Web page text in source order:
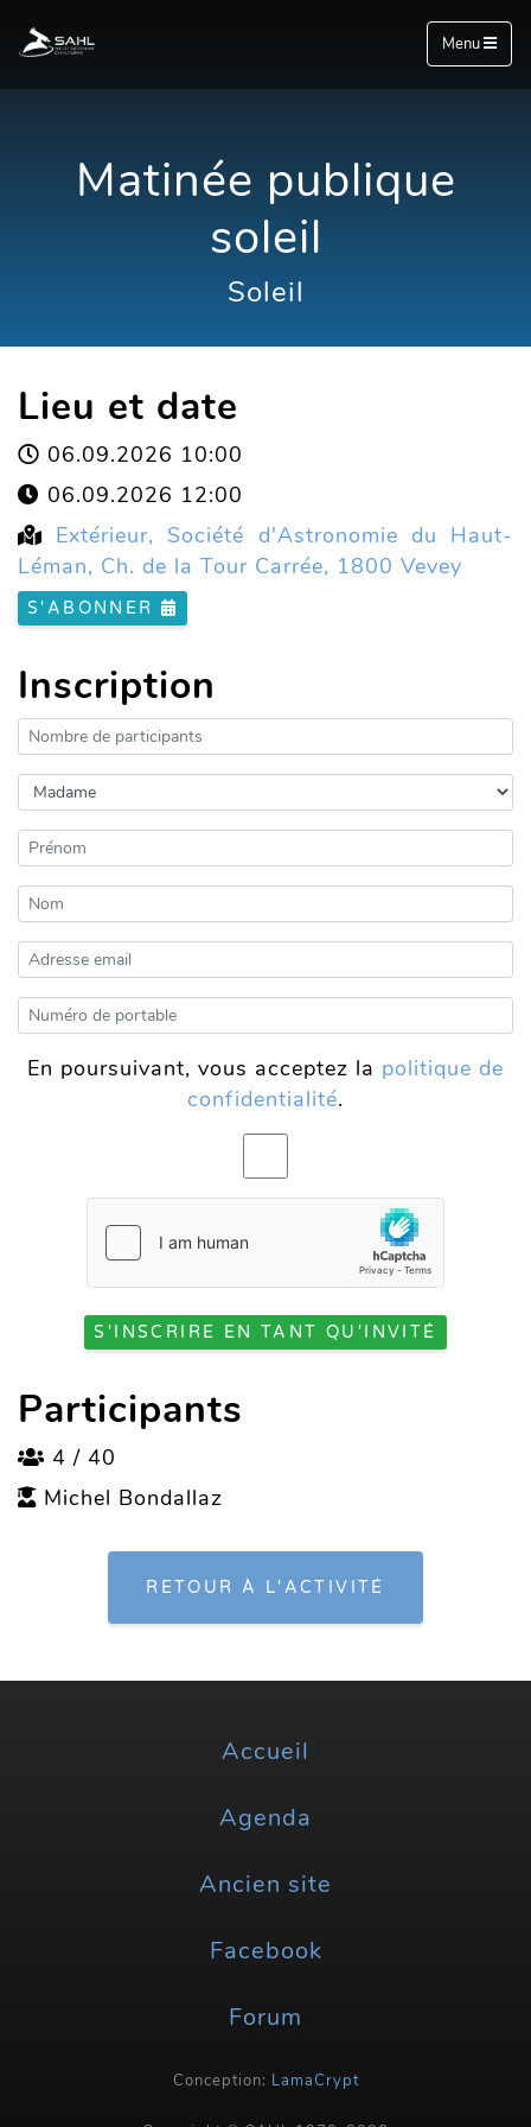
Menu
Matinée publique
soleil
Soleil
Lieu et date
06.09.2026 10:00
06.09.2026 12:00
Extérieur, Société d'Astronomie du Haut-
Léman, Ch. de la Tour Carrée, 1800 Vevey
S'ABONNER
Inscription
En poursuivant, vous acceptez la politique de
confidentialité.
S'INSCRIRE EN TANT QU'INVITÉ
Participants
4 / 40
Michel Bondallaz
RETOUR À L'ACTIVITÉ
Accueil
Agenda
Ancien site
Facebook
Forum
Conception: LamaCrypt